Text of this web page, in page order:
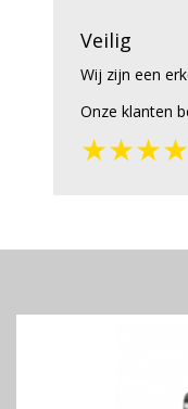
Veilig
Wij zijn een
Onze klanten